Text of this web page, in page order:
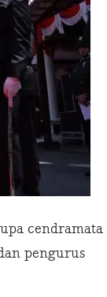
cendramata
pengurus